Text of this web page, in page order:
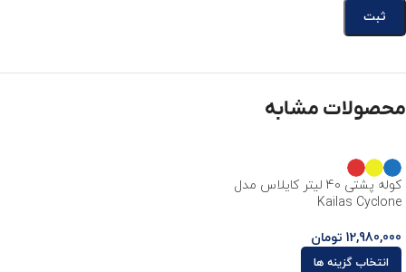
محصولات مشابه
کوله پشتی 40 لیتر کایلاس مدل
Kailas Cyclone
12,980,000 تومان
انتخاب گزینه ها